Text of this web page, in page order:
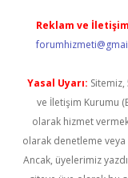
Reklam ve
Yasal Uyarı:
ve İletişim Kurumu
olarak hizmet
olarak denetleme
Ancak, üyelerimiz